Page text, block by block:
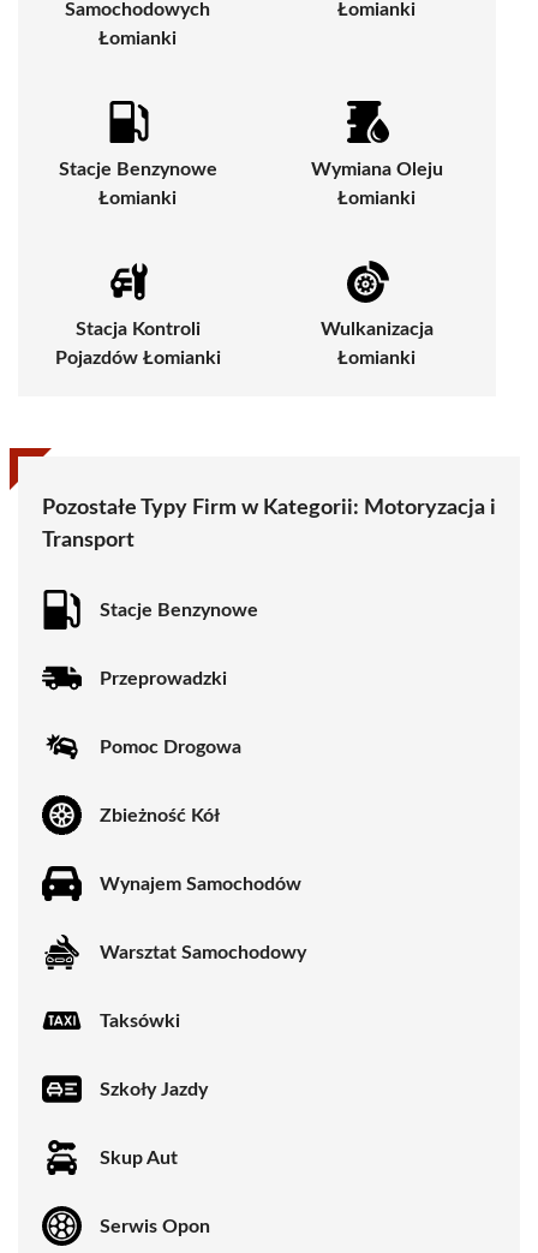
Samochodowych
Łomianki
Łomianki
Stacje Benzynowe
Łomianki
Wymiana Oleju
Łomianki
Stacja Kontroli
Pojazdów Łomianki
Wulkanizacja
Łomianki
Pozostałe Typy Firm w Kategorii: Motoryzacja i
Transport
Stacje Benzynowe
Przeprowadzki
Pomoc Drogowa
Zbieżność Kół
Wynajem Samochodów
Warsztat Samochodowy
Taksówki
Szkoły Jazdy
Skup Aut
Serwis Opon